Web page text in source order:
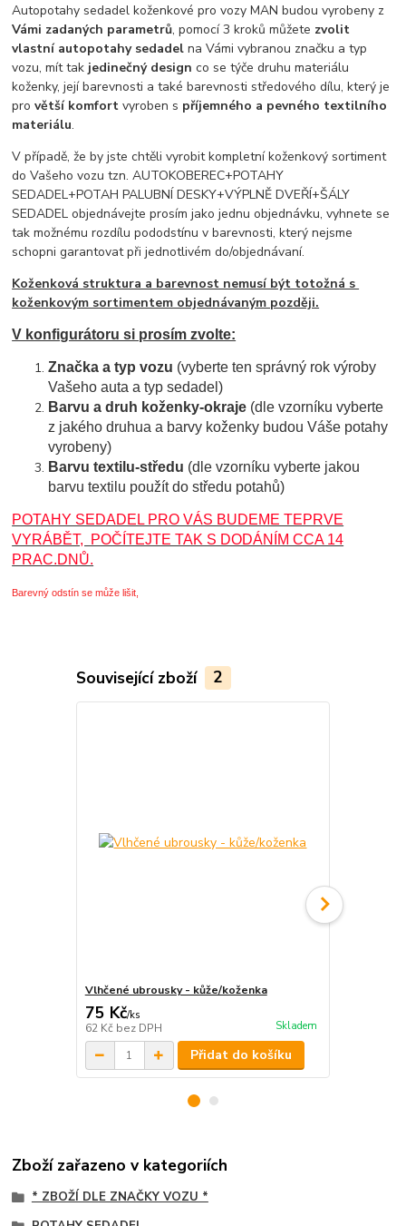
Autopotahy sedadel koženkové pro vozy MAN budou vyrobeny z
Vámi zadaných parametrů, pomocí 3 kroků můžete zvolit
vlastní autopotahy sedadel na Vámi vybranou značku a typ
vozu, mít tak jedinečný design co se týče druhu materiálu
koženky, její barevnosti a také barevnosti středového dílu, který je
provětší komfort vyroben s příjemného a pevného textilního
materiálu.
V případě, že by jste chtěli vyrobit kompletní koženkový sortiment
do Vašeho vozu tzn. AUTOKOBEREC+POTAHY
SEDADEL+POTAH PALUBNÍ DESKY+VÝPLNĚ DVEŘÍ+ŠÁLY
SEDADEL objednávejte prosím jako jednu objednávku, vyhnete se
tak možnému rozdílu pododstínu v barevnosti, který nejsme
schopni garantovat při jednotlivém do/objednávaní.
Koženková struktura a barevnost nemusí být totožná s
koženkovým sortimentem objednávaným později.
V konfigurátoru si prosím zvolte:
Značka a typ vozu (vyberte ten správný rok výroby
Vašeho auta a typ sedadel)
Barvu a druh koženky-okraje (dle vzorníku vyberte
z jakého druhua a barvy koženky budou Váše potahy
vyrobeny)
Barvu textilu-středu (dle vzorníku vyberte jakou
barvu textilu použít do středu potahů)
POTAHY SEDADEL PRO VÁS BUDEME TEPRVE
VYRÁBĚT, POČÍTEJTE TAK S DODÁNÍM CCA 14
PRAC.DNŮ.
Barevný odstín se může lišit,
Související zboží 2
Vlhčené ubrousky - kůže/koženka
75 Kč/ks
62 Kč bez DPH Skladem
Přidat do košíku
Zboží zařazeno v kategoriích
* ZBOŽÍ DLE ZNAČKY VOZU *